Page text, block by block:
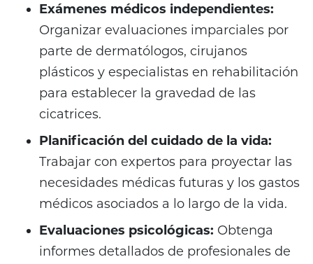
Exámenes médicos independientes:
Organizar evaluaciones imparciales por
parte de dermatólogos, cirujanos
plásticos y especialistas en rehabilitación
para establecer la gravedad de las
cicatrices.
Planificación del cuidado de la vida:
Trabajar con expertos para proyectar las
necesidades médicas futuras y los gastos
médicos asociados a lo largo de la vida.
Evaluaciones psicológicas: Obtenga
informes detallados de profesionales de